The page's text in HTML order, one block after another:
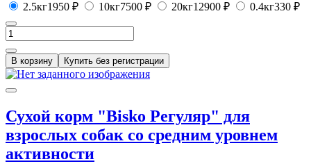
2.5кг1950 ₽ 10кг7500 ₽ 20кг12900 ₽ 0.4кг330 ₽
В корзину Купить без регистрации
Сухой корм "Bisko Регуляр" для
взрослых собак со средним уровнем
активности